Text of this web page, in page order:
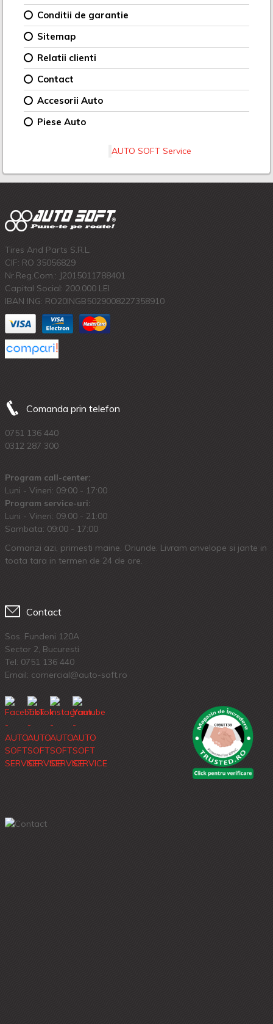
Conditii de garantie
Sitemap
Relatii clienti
Contact
Accesorii Auto
Piese Auto
AUTO SOFT Service
Tires And Parts S.R.L.
CIF: RO 35056829
Nr.Reg.Com.: J2015011788401
Capital Social: 200.000 LEI
IBAN ING: RO20INGB5029008227358910
Comanda prin telefon
0751 136 440
0312 287 300
Program call-center:
Luni - Vineri: 09:00 - 17:00
Program service-uri:
Luni - Vineri: 09.00 - 21:00
Sambata: 09:00 - 17:00
Comanzi azi, primesti maine. Oriunde. Livram anvelope si jante in
toata tara in termen de 24 de ore.
Contact
Sos. Fundeni 120A
Sector 2, Bucuresti
Tel: 0751 136 440
Email: comercial@auto-soft.ro